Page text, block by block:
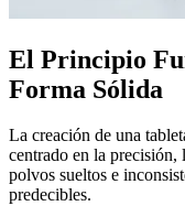
El Principio
Forma Sólida
La creación de una
centrado en la
polvos sueltos e
predecibles.